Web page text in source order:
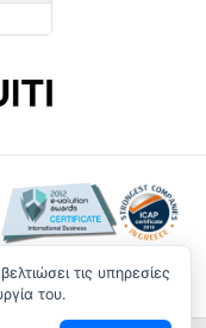
τις υπηρεσίες
του.